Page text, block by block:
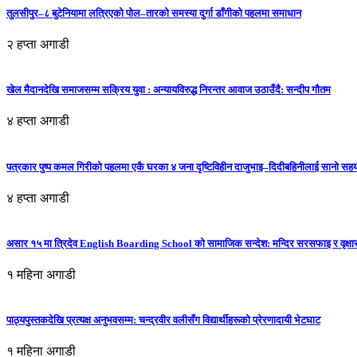
तुलसीपुर–८ बुटेनियामा लत्रिएको पोल–तारको समस्या दुर्गा डाँगीको पहलमा समाधान
२ हप्ता अगाडी
खेल मैदानदेखि समाजसम्म सक्रिय युवा : अन्यायविरुद्ध निरन्तर आवाज उठाउँदै: सन्दीप गौतम
४ हप्ता अगाडी
पत्रकार पुष्प कमल गिरीको पहलमा एकै घरका ४ जना दृष्टिविहीन दाजुभाइ–दिदीबहिनीलाई सानो
४ हप्ता अगाडी
असार १५ मा त्रिदेव English Boarding School को सामाजिक सन्देश: मन्दिर सरसफाइ र
१ महिना अगाडी
पाठ्यपुस्तकदेखि प्रत्यक्ष अनुभवसम्म: चन्द्रवीर वलीसँग विद्यार्थीहरूको प्रेरणादायी भेटघाट
१ महिना अगाडी